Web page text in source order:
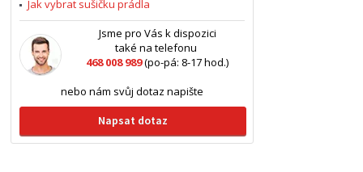
Jak vybrat sušičku prádla
Jsme pro Vás k dispozici
také na telefonu
468 008 989(po-pá: 8-17 hod.)
nebo nám svůj dotaz napište
Napsat dotaz